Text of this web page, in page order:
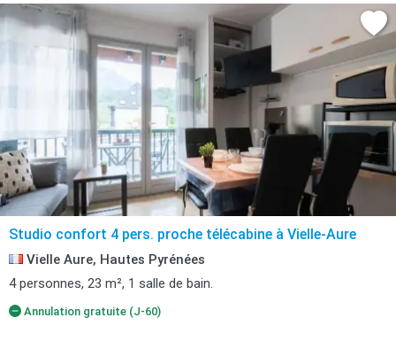
Studio confort 4 pers. proche télécabine à Vielle-Aure
Vielle Aure, Hautes Pyrénées
4 personnes, 23 m², 1 salle de bain.
Annulation gratuite (J-60)